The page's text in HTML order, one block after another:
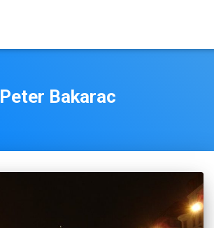
Peter Bakarac